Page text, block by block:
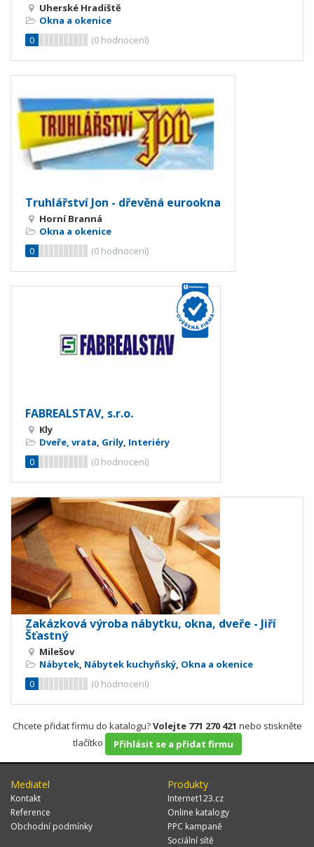
Uherské Hradiště
Okna a okenice
0
(0 hodnocení)
Truhlářství Jon - dřevěná eurookna
Horní Branná
Okna a okenice
0
(0 hodnocení)
FABREALSTAV, s.r.o.
Kly
Dveře, vrata Grily Interiéry
0
(0 hodnocení)
Zakázková výroba nábytku, okna, dveře - Jiří
Šťastný
Milešov
Nábytek, Nábytek kuchyňský, Okna a okenice
0
(0 hodnocení)
Chcete přidat firmu do katalogu?Volejte 771 270 421 nebo stiskněte
tlačítko
Přihlásit se a přidat firmu
Mediatel
Kontakt
Reference
Obchodní podmínky
Produkty
Internet123.cz
Online katalogy
PPC kampaně
Sociální sítě